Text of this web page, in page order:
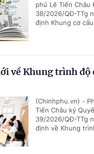
phủ Lê Tiến Châu
38/2026/QĐ-TTg
định Khung cơ
về Khung trình độ
(Chinhphu.vn) -
Tiến Châu ký
39/2026/QĐ-TTg
định về Khung